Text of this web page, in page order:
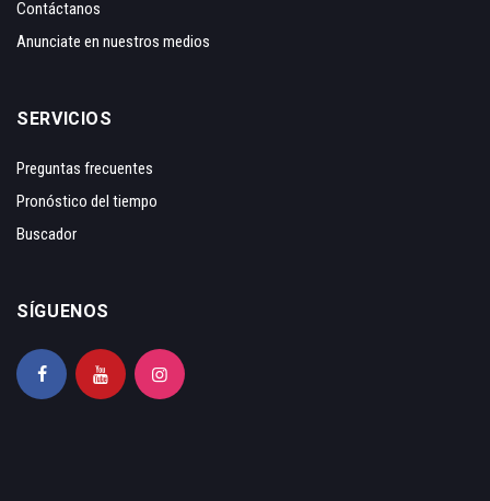
Contáctanos
Anunciate en nuestros medios
SERVICIOS
Preguntas frecuentes
Pronóstico del tiempo
Buscador
SÍGUENOS